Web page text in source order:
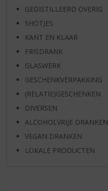
GEDISTILLEERD OVERIG
SHOTJES
KANT EN KLAAR
FRISDRANK
GLASWERK
GESCHENKVERPAKKING
(RELATIE)GESCHENKEN
DIVERSEN
ALCOHOLVRIJE DRANKEN
VEGAN DRANKEN
LOKALE PRODUCTEN